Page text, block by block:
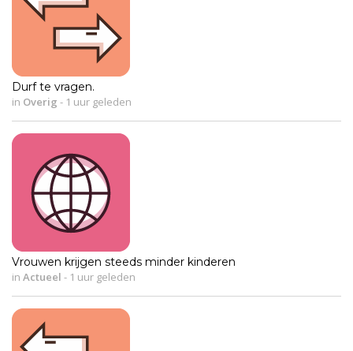
Durf te vragen.
in Overig - 1 uur geleden
Vrouwen krijgen steeds minder kinderen
in Actueel - 1 uur geleden